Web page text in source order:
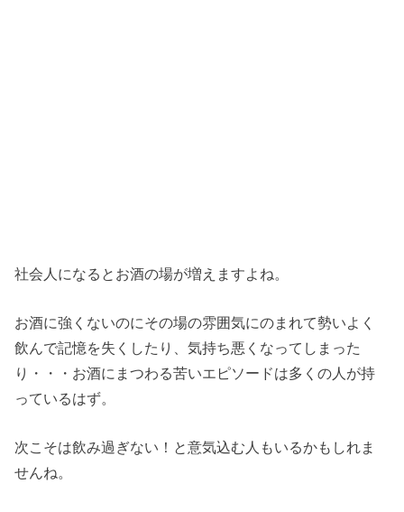
社会人になるとお酒の場が増えますよね。
お酒に強くないのにその場の雰囲気にのまれて勢いよく
飲んで記憶を失くしたり、気持ち悪くなってしまった
り・・・お酒にまつわる苦いエピソードは多くの人が持
っているはず。
次こそは飲み過ぎない！と意気込む人もいるかもしれま
せんね。